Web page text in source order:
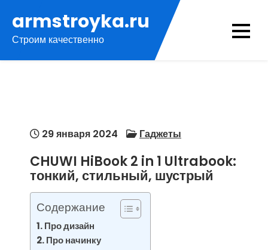
содержимому
armstroyka.ru
Строим качественно
29 января 2024 Гаджеты
CHUWI HiBook 2 in 1 Ultrabook:
тонкий, стильный, шустрый
Содержание
Про дизайн
Про начинку